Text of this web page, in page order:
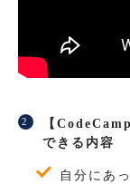
【
できる内容
自分にあ